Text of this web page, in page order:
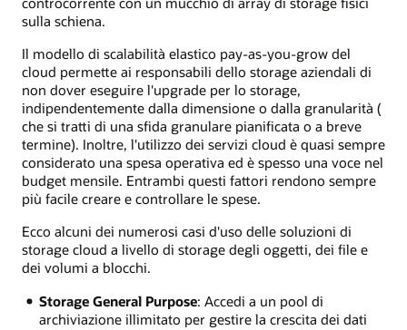
sulla schiena.
Il modello di scalabilità elastico pay-as-you-grow del
cloud permette ai responsabili dello storage aziendali di
non dover eseguire l'upgrade per lo storage,
indipendentemente dalla dimensione o dalla granularità (
che si tratti di una sfida granulare pianificata o a breve
termine). Inoltre, l'utilizzo dei servizi cloud è quasi sempre
considerato una spesa operativa ed è spesso una voce nel
budget mensile. Entrambi questi fattori rendono sempre
più facile creare e controllare le spese.
Ecco alcuni dei numerosi casi d'uso delle soluzioni di
storage cloud a livello di storage degli oggetti, dei file e
dei volumi a blocchi.
Storage General Purpose: Accedi a un pool di
archiviazione illimitato per gestire la crescita dei dati